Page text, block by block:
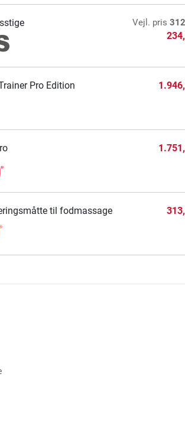
Vejl. pris
234,
Pro Edition 1.946,
1.751,
til fodmassage 313,